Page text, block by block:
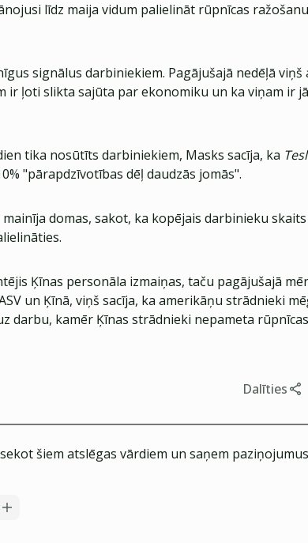
līdz maija vidum palielināt rūpnīcas
signālus darbiniekiem. Pagājušajā nedēļā viņš
ir ļoti slikta sajūta par ekonomiku un ka viņam ir
tika nosūtīts darbiniekiem, Masks sacīja, ka
"pārapdzīvotības dēļ daudzās jomās".
domas, sakot, ka kopējais darbinieku
Ķīnas personāla izmaiņas, taču pagājušajā
un Ķīnā, viņš sacīja, ka amerikāņu strādnieki
darbu, kamēr Ķīnas strādnieki nepameta
Dalīties
sekot šiem atslēgas vārdiem un saņem